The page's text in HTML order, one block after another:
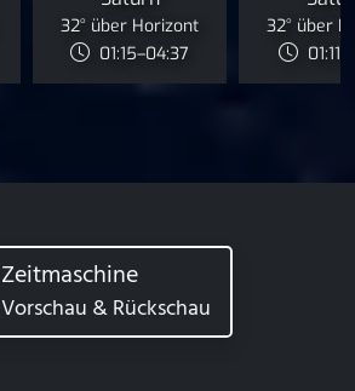
32° über Horizont
01:15–04:37
32° über
Zeitmaschine
Vorschau & Rückschau